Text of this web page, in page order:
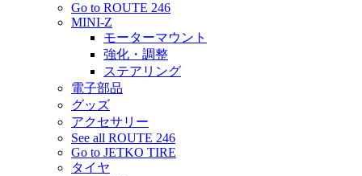
Go to ROUTE 246
MINI-Z
モーターマウント
強化・調整
ステアリング
電子部品
グッズ
アクセサリー
See all ROUTE 246
Go to JETKO TIRE
タイヤ